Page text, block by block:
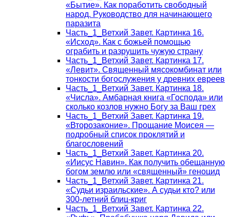
«Бытие». Как поработить свободный
народ. Руководство для начинающего
паразита
Часть_1_Ветхий Завет. Картинка 16.
«Исход». Как с божьей помощью
ограбить и разрушить чужую страну
Часть_1_Ветхий Завет. Картинка 17.
«Левит». Священный мясокомбинат или
тонкости богослужения у древних евреев
Часть_1_Ветхий Завет. Картинка 18.
«Числа». Амбарная книга «Господа» или
сколько козлов нужно Богу за Ваш грех
Часть_1_Ветхий Завет. Картинка 19.
«Второзаконие». Прощание Моисея —
подробный список проклятий и
благословений
Часть_1_Ветхий Завет. Картинка 20.
«Иисус Навин». Как получить обещанную
богом землю или «священный» геноцид
Часть_1_Ветхий Завет. Картинка 21.
«Судьи израильские». А судьи кто? или
300-летний блиц-криг
Часть_1_Ветхий Завет. Картинка 22.